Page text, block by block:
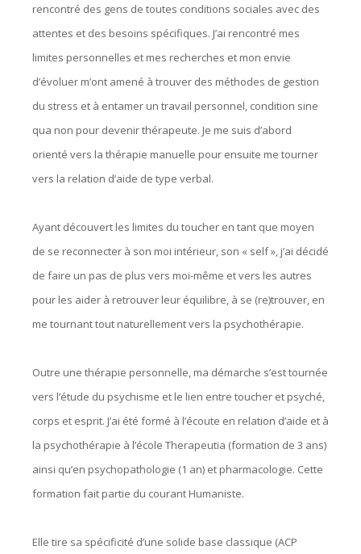
rencontré des gens de toutes conditions sociales avec des
attentes et des besoins spécifiques. J’ai rencontré mes
limites personnelles et mes recherches et mon envie
d’évoluer m’ont amené à trouver des méthodes de gestion
du stress et à entamer un travail personnel, condition sine
qua non pour devenir thérapeute. Je me suis d’abord
orienté vers la thérapie manuelle pour ensuite me tourner
vers la relation d’aide de type verbal.
Ayant découvert les limites du toucher en tant que moyen
de se reconnecter à son moi intérieur, son « self », j’ai décidé
de faire un pas de plus vers moi-même et vers les autres
pour les aider à retrouver leur équilibre, à se (re)trouver, en
me tournant tout naturellement vers la psychothérapie.
Outre une thérapie personnelle, ma démarche s’est tournée
vers l’étude du psychisme et le lien entre toucher et psyché,
corps et esprit. J’ai été formé à l’écoute en relation d’aide et à
la psychothérapie à l’école Therapeutia (formation de 3 ans)
ainsi qu’en psychopathologie (1 an) et pharmacologie. Cette
formation fait partie du courant Humaniste.
Elle tire sa spécificité d’une solide base classique (ACP